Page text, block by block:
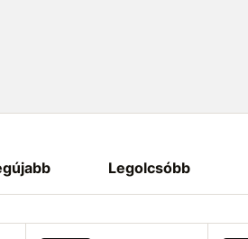
Legolcsóbb